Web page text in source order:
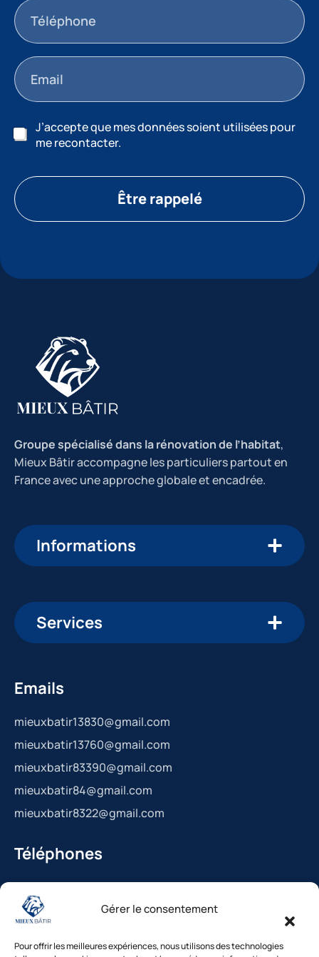
Gérer le consentement
Pour offrir les meilleures expériences, nous utilisons des technologies
J’accepte que mes données soient utilisées pour
me recontacter.
Être rappelé
Groupe spécialisé dans la rénovation de l’habitat,
Mieux Bâtir accompagne les particuliers partout en
France avec une approche globale et encadrée.
Informations
Services
Emails
mieuxbatir13830@gmail.com
mieuxbatir13760@gmail.com
mieuxbatir83390@gmail.com
mieuxbatir84@gmail.com
mieuxbatir8322@gmail.com
Téléphones
La Bédoule : 04.42.36.29.99
St-Cannat : 04.42.36.29.99